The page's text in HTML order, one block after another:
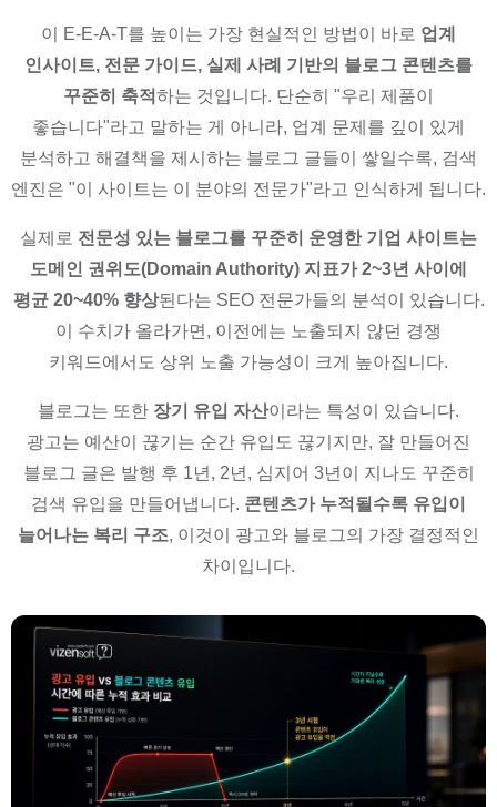
이 E-E-A-T를 높이는 가장 현실적인 방법이 바로 업계
인사이트, 전문 가이드, 실제 사례 기반의 블로그 콘텐츠를
꾸준히 축적하는 것입니다. 단순히 "우리 제품이
좋습니다"라고 말하는 게 아니라, 업계 문제를 깊이 있게
분석하고 해결책을 제시하는 블로그 글들이 쌓일수록, 검색
엔진은 "이 사이트는 이 분야의 전문가"라고 인식하게 됩니다.
실제로 전문성 있는 블로그를 꾸준히 운영한 기업 사이트는
도메인 권위도(Domain Authority) 지표가 2~3년 사이에
평균 20~40% 향상된다는 SEO 전문가들의 분석이 있습니다.
이 수치가 올라가면, 이전에는 노출되지 않던 경쟁
키워드에서도 상위 노출 가능성이 크게 높아집니다.
블로그는 또한 장기 유입 자산이라는 특성이 있습니다.
광고는 예산이 끊기는 순간 유입도 끊기지만, 잘 만들어진
블로그 글은 발행 후 1년, 2년, 심지어 3년이 지나도 꾸준히
검색 유입을 만들어냅니다. 콘텐츠가 누적될수록 유입이
늘어나는 복리 구조, 이것이 광고와 블로그의 가장 결정적인
차이입니다.